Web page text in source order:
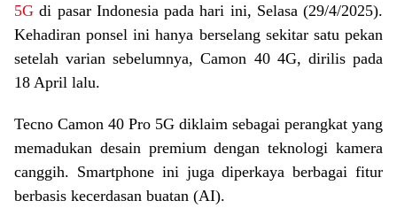
5G di pasar Indonesia pada hari ini, Selasa (29/4/2025).
Kehadiran ponsel ini hanya berselang sekitar satu pekan
setelah varian sebelumnya, Camon 40 4G, dirilis pada
18 April lalu.
Tecno Camon 40 Pro 5G diklaim sebagai perangkat yang
memadukan desain premium dengan teknologi kamera
canggih. Smartphone ini juga diperkaya berbagai fitur
berbasis kecerdasan buatan (AI).